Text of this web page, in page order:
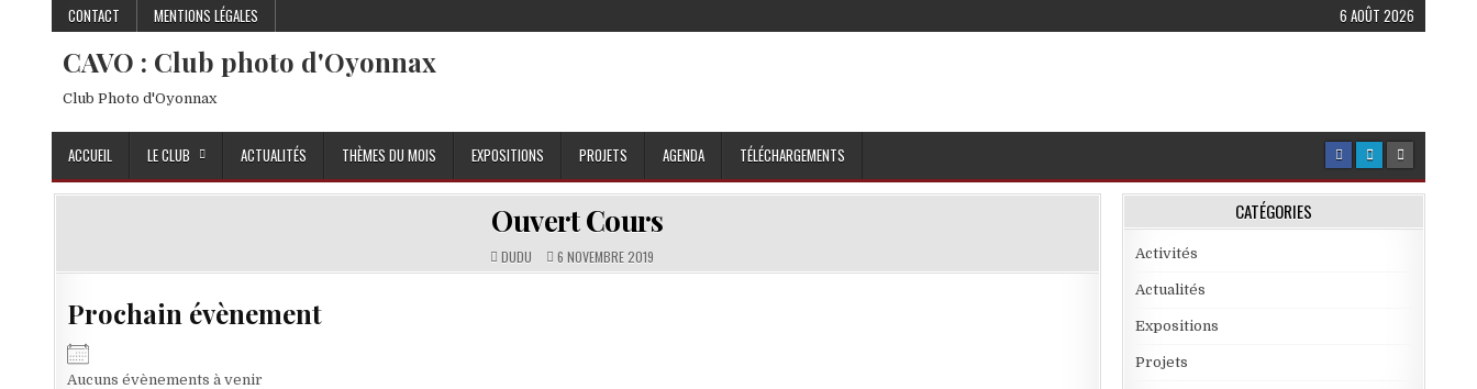
Skip to content
CONTACT MENTIONS LÉGALES 6 AOÛT 2026
CAVO : Club photo d'Oyonnax
Club Photo d'Oyonnax
ACCUEIL LE CLUB ACTUALITÉS THÈMES DU MOIS EXPOSITIONS PROJETS AGENDA TÉLÉCHARGEMENTS
Ouvert Cours
DUDU 6 NOVEMBRE 2019
Prochain évènement
Aucuns évènements à venir
CATÉGORIES
Activités
Actualités
Expositions
Projets